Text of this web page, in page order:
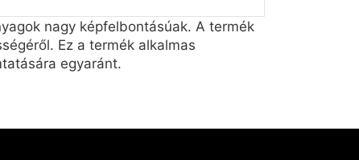
nagy képfelbontásúak. A termék
Ez a termék alkalmas
egyaránt.